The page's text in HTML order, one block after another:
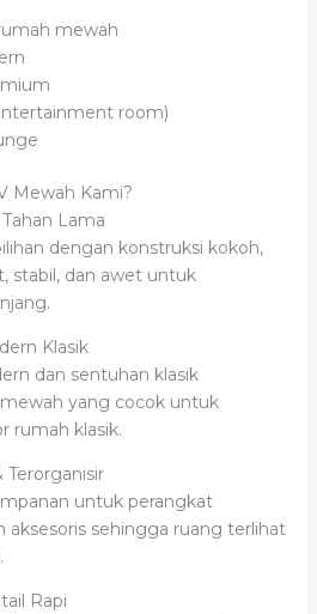
mewah
room)
Mewah Kami?
Lama
dengan konstruksi kokoh,
stabil, dan awet untuk
Klasik
dan sentuhan klasik
yang cocok untuk
rumah klasik.
Terorganisir
untuk perangkat
aksesoris sehingga ruang terlihat
Rapi